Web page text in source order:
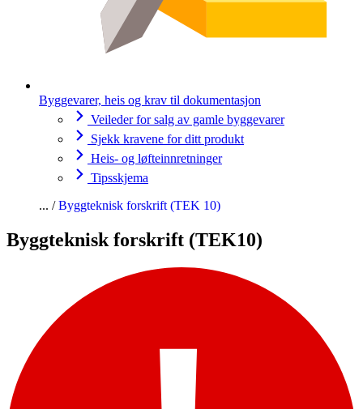
Byggevarer, heis og krav til dokumentasjon
Veileder for salg av gamle byggevarer
Sjekk kravene for ditt produkt
Heis- og løfteinnretninger
Tipsskjema
Byggteknisk forskrift (TEK 10)
Byggteknisk forskrift (TEK10)